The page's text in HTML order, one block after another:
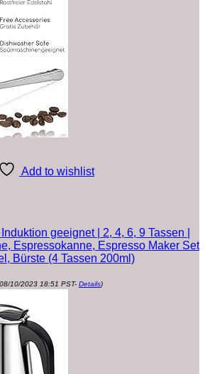
Add to wishlist
geeignet | 2, 4, 6, 9 Tassen |
Espressokanne, Espresso Maker Set
Bürste (4 Tassen 200ml)
10/2023 18:51 PST- Details)